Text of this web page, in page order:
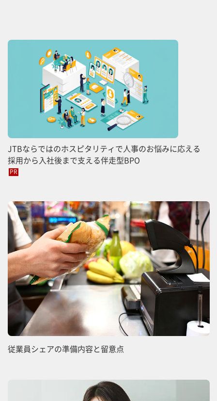
JTBならではのホスピタリティで人事のお悩みに応える
採用から入社後まで支える伴走型BPO
PR
従業員シェアの準備内容と留意点